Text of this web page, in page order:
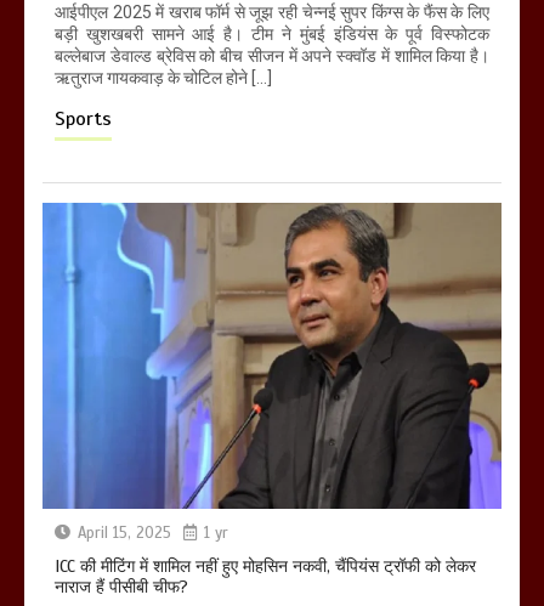
आईपीएल 2025 में खराब फॉर्म से जूझ रही चेन्नई सुपर किंग्स के फैंस के लिए
बड़ी खुशखबरी सामने आई है। टीम ने मुंबई इंडियंस के पूर्व विस्फोटक
बल्लेबाज डेवाल्ड ब्रेविस को बीच सीजन में अपने स्क्वॉड में शामिल किया है।
ऋतुराज गायकवाड़ के चोटिल होने […]
Sports
April 15, 2025 1 yr
ICC की मीटिंग में शामिल नहीं हुए मोहसिन नकवी, चैंपियंस ट्रॉफी को लेकर
नाराज हैं पीसीबी चीफ?